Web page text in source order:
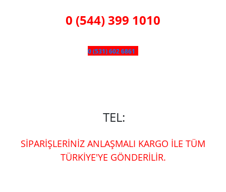
0 (544) 399 1010
0 (531) 602 6861
TEL:
SİPARİŞLERİNİZ ANLAŞMALI KARGO İLE TÜM
TÜRKİYE'YE GÖNDERİLİR.